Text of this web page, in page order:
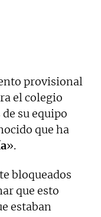
provisional
el colegio
su equipo
que ha
».
bloqueados
que esto
estaban